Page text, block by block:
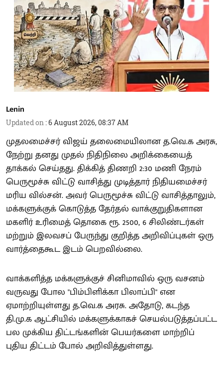
Lenin
Updated on :6 August 2026, 08:37 AM
முதலமைச்சர் விஜய் தலைமையிலான த.வெ.க அரசு,
நேற்று தனது முதல் நிதிநிலை அறிக்கையைத்
தாக்கல் செய்தது. திக்கித் திணறி 2:30 மணி நேரம்
பெருமூச்சு விட்டு வாசித்து முடித்தார் நிதியமைச்சர்
மரிய வில்சன். அவர் பெருமூச்சு விட்டு வாசித்தாலும்,
மக்களுக்குக் கொடுத்த தேர்தல் வாக்குறுதிகளான
மகளிர் உரிமைத் தொகை ரூ. 2500, 6 சிலிண்டர்கள்
மற்றும் இலவசப் பேருந்து குறித்த அறிவிப்புகள் ஒரு
வார்த்தைகூட இடம் பெறவில்லை.
வாக்களித்த மக்களுக்குச் சினிமாவில் ஒரு வசனம்
வருவது போல "பிம்பிளிக்கா பிலாப்பி" என
ஏமாற்றியுள்ளது த.வெ.க அரசு. அதோடு, கடந்த
தி.மு.க ஆட்சியில் மக்களுக்காகச் செயல்படுத்தப்பட்ட
பல முக்கிய திட்டங்களின் பெயர்களை மாற்றிப்
புதிய திட்டம் போல் அறிவித்துள்ளது.